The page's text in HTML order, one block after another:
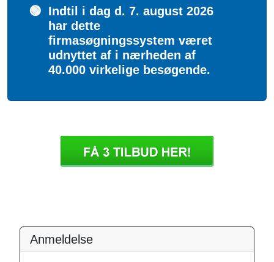
🟢 Indtil i dag d. 7. august 2026
har dette
firmasøgningssystem været
udnyttet af i nærheden af
40.000 virkelige besøgende.
Anmeldelse